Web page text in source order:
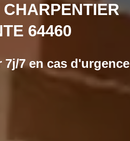
64460
7 en cas d'urgence